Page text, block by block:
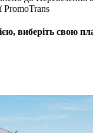
PromoTrans
виберіть свою